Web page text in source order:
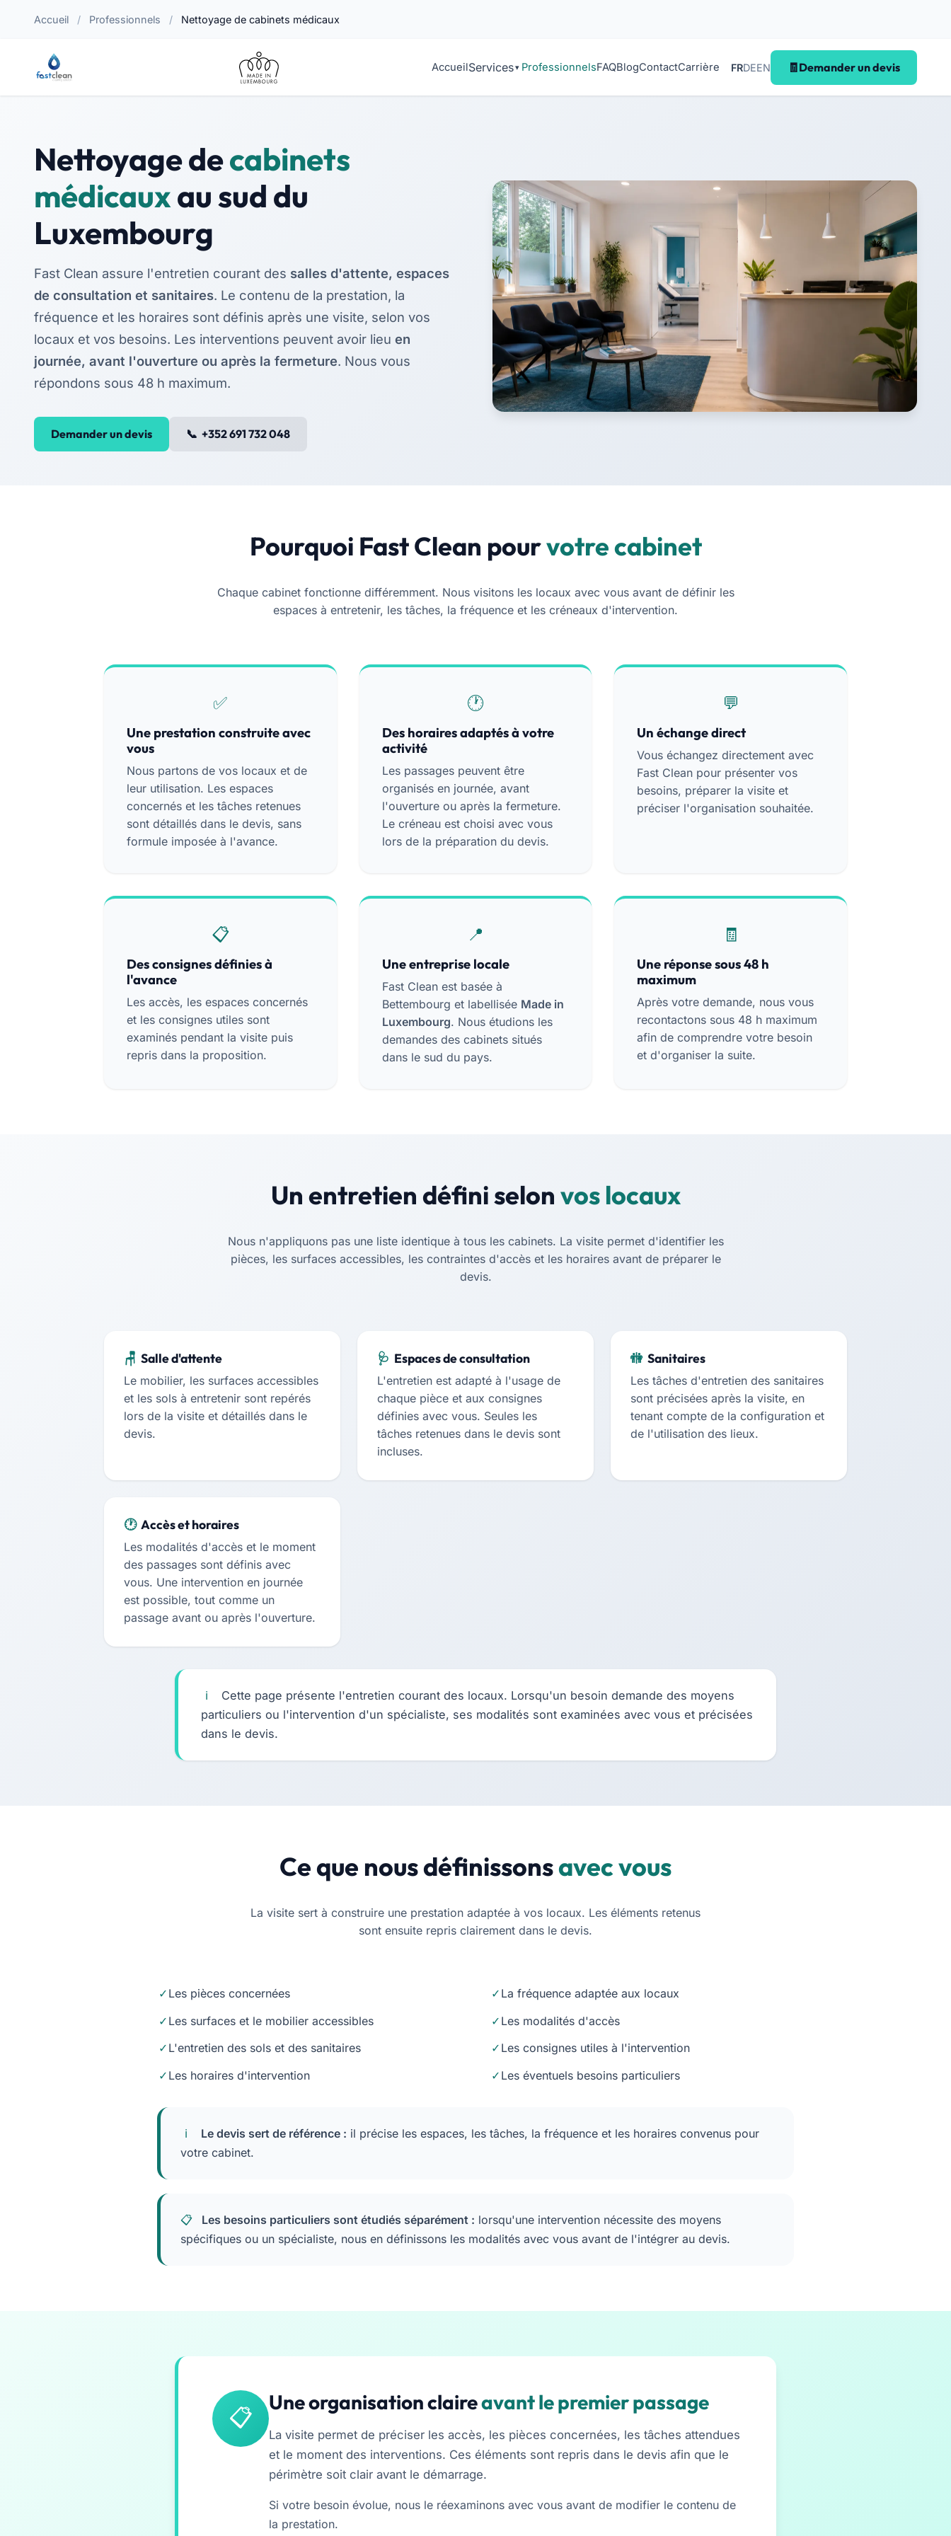
Accueil / Professionnels / Nettoyage de cabinets médicaux
AccueilServices ProfessionnelsFAQBlogContactCarrière FRDEEN Demander un devis
Nettoyage decabinets
médicauxau sud du
Luxembourg
Fast Clean assure l'entretien courant des salles d'attente, espaces
de consultation et sanitaires. Le contenu de la prestation, la
fréquence et les horaires sont définis après une visite, selon vos
locaux et vos besoins. Les interventions peuvent avoir lieu en
journée, avant l'ouverture ou après la fermeture. Nous vous
répondons sous 48 h maximum.
Demander un devis +352 691 732 048
Pourquoi Fast Clean pourvotre cabinet
Chaque cabinet fonctionne différemment. Nous visitons les locaux avec vous avant de définir les
espaces à entretenir, les tâches, la fréquence et les créneaux d'intervention.
Une prestation construite avec
vous
Nous partons de vos locaux et de
leur utilisation. Les espaces
concernés et les tâches retenues
sont détaillés dans le devis, sans
formule imposée à l'avance.
Des horaires adaptés à votre
activité
Les passages peuvent être
organisés en journée, avant
l'ouverture ou après la fermeture.
Le créneau est choisi avec vous
lors de la préparation du devis.
Un échange direct
Vous échangez directement avec
Fast Clean pour présenter vos
besoins, préparer la visite et
préciser l'organisation souhaitée.
Des consignes définies à
l'avance
Les accès, les espaces concernés
et les consignes utiles sont
examinés pendant la visite puis
repris dans la proposition.
Une entreprise locale
Fast Clean est basée à
Bettembourg et labellisée Made in
Luxembourg. Nous étudions les
demandes des cabinets situés
dans le sud du pays.
Une réponse sous 48 h
maximum
Après votre demande, nous vous
recontactons sous 48 h maximum
afin de comprendre votre besoin
et d'organiser la suite.
Un entretien défini selon vos locaux
Nous n'appliquons pas une liste identique à tous les cabinets. La visite permet d'identifier les
pièces, les surfaces accessibles, les contraintes d'accès et les horaires avant de préparer le
devis.
Salle d'attente
Le mobilier, les surfaces accessibles
et les sols à entretenir sont repérés
lors de la visite et détaillés dans le
devis.
Espaces de consultation
L'entretien est adapté à l'usage de
chaque pièce et aux consignes
définies avec vous. Seules les
tâches retenues dans le devis sont
incluses.
Sanitaires
Les tâches d'entretien des sanitaires
sont précisées après la visite, en
tenant compte de la configuration et
de l'utilisation des lieux.
Accès et horaires
Les modalités d'accès et le moment
des passages sont définis avec
vous. Une intervention en journée
est possible, tout comme un
passage avant ou après l'ouverture.
Cette page présente l'entretien courant des locaux. Lorsqu'un besoin demande des moyens
particuliers ou l'intervention d'un spécialiste, ses modalités sont examinées avec vous et précisées
dans le devis.
Ce que nous définissonsavec vous
La visite sert à construire une prestation adaptée à vos locaux. Les éléments retenus
sont ensuite repris clairement dans le devis.
Les pièces concernées
Les surfaces et le mobilier accessibles
L'entretien des sols et des sanitaires
Les horaires d'intervention
La fréquence adaptée aux locaux
Les modalités d'accès
Les consignes utiles à l'intervention
Les éventuels besoins particuliers
Le devis sert de référence : il précise les espaces, les tâches, la fréquence et les horaires convenus pour
votre cabinet.
Les besoins particuliers sont étudiés séparément : lorsqu'une intervention nécessite des moyens
spécifiques ou un spécialiste, nous en définissons les modalités avec vous avant de l'intégrer au devis.
Une organisation claireavant le premier passage
La visite permet de préciser les accès, les pièces concernées, les tâches attendues
et le moment des interventions. Ces éléments sont repris dans le devis afin que le
périmètre soit clair avant le démarrage.
Si votre besoin évolue, nous le réexaminons avec vous avant de modifier le contenu de
la prestation.